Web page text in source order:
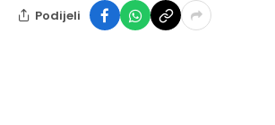
Podijeli